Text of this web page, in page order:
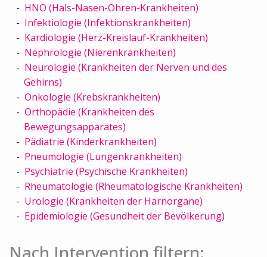
HNO (Hals-Nasen-Ohren-Krankheiten)
Infektiologie (Infektionskrankheiten)
Kardiologie (Herz-Kreislauf-Krankheiten)
Nephrologie (Nierenkrankheiten)
Neurologie (Krankheiten der Nerven und des
Gehirns)
Onkologie (Krebskrankheiten)
Orthopädie (Krankheiten des
Bewegungsapparates)
Pädiatrie (Kinderkrankheiten)
Pneumologie (Lungenkrankheiten)
Psychiatrie (Psychische Krankheiten)
Rheumatologie (Rheumatologische Krankheiten)
Urologie (Krankheiten der Harnorgane)
Epidemiologie (Gesundheit der Bevölkerung)
Nach Intervention filtern: